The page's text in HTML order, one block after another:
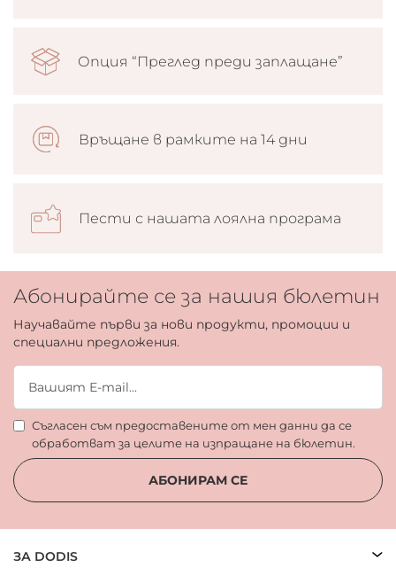
Опция “Преглед преди заплащане”
Връщане в рамките на 14 дни
Пести с нашата лоялна програма
Абонирайте се за нашия бюлетин
Научавайте първи за нови продукти, промоции и
специални предложения.
Съгласен съм предоставените от мен данни да се
обработват за целите на изпращане на бюлетин.
АБОНИРАМ СЕ
ЗА DODIS